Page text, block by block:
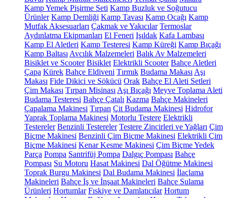
Kamp Yemek Pişirme Seti Kamp Buzluk ve Soğutucu
Ürünler Kamp Demliği Kamp Tavası Kamp Ocağı Kamp
Mutfak Aksesuarları Çakmak ve Yakıcılar Termoslar
Aydınlatma Ekipmanları El Feneri Işıldak Kafa Lambası
Kamp El Aletleri Kamp Testeresi Kamp Küreği Kamp Bıçağı
Kamp Baltası Avcılık Malzemeleri Balık Av Malzemeleri
Bisiklet ve Scooter Bisiklet Elektrikli Scooter Bahçe Aletleri
Çapa Kürek Bahçe Eldiveni Tırmık Budama Makası Aşı
Makası Fide Dikici ve Sökücü Orak Bahçe El Aleti Setleri
Çim Makası Tırpan Misinası Aşı Bıçağı Meyve Toplama Aleti
Budama Testeresi Bahçe Çatalı Kazma Bahçe Makineleri
Çapalama Makinesi Tırpan Çit Budama Makinesi Hidrofor
Yaprak Toplama Makinesi Motorlu Testere Elektrikli
Testereler Benzinli Testereler Testere Zincirleri ve Yağları Çim
Biçme Makinesi Benzinli Çim Biçme Makinesi Elektrikli Çim
Biçme Makinesi Kenar Kesme Makinesi Çim Biçme Yedek
Parça Pompa Santrifüj Pompa Dalgıç Pompası Bahçe
Pompası Su Motoru Hasat Makinesi Dal Öğütme Makinesi
Toprak Burgu Makinesi Dal Budama Makinesi İlaçlama
Makineleri Bahçe İş ve İnşaat Makineleri Bahçe Sulama
Ürünleri Hortumlar Fıskiye ve Damlatıcılar Hortum